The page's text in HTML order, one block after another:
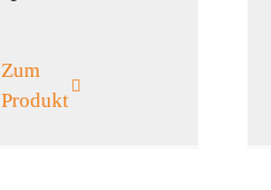
Zum
Produkt